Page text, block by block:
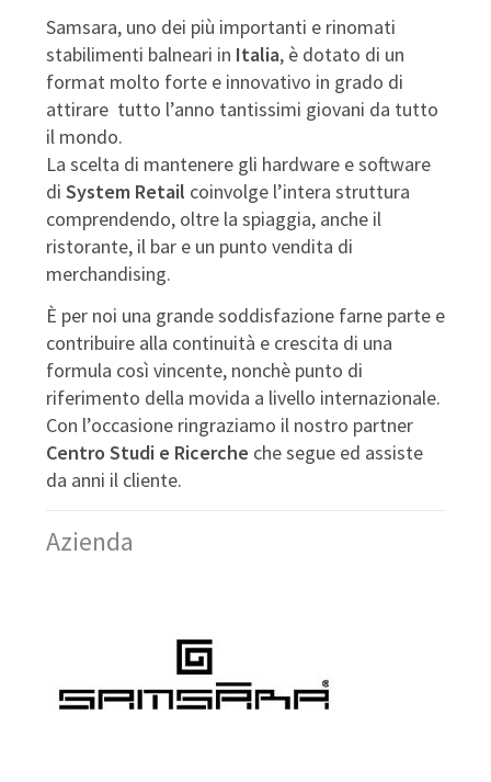
Samsara, uno dei più importanti e rinomati
stabilimenti balneari in Italia, è dotato di un
format molto forte e innovativo in grado di
attirare tutto l’anno tantissimi giovani da tutto
il mondo.
La scelta di mantenere gli hardware e software
di System Retail coinvolge l’intera struttura
comprendendo, oltre la spiaggia, anche il
ristorante, il bar e un punto vendita di
merchandising.
È per noi una grande soddisfazione farne parte e
contribuire alla continuità e crescita di una
formula così vincente, nonchè punto di
riferimento della movida a livello internazionale.
Con l’occasione ringraziamo il nostro partner
Centro Studi e Ricerche che segue ed assiste
da anni il cliente.
Azienda